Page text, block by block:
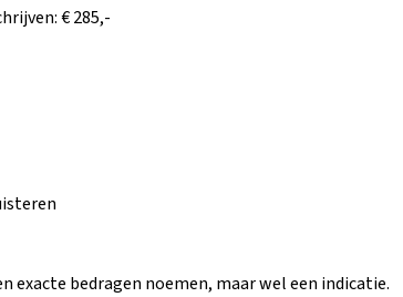
€ 285,-
exacte bedragen noemen, maar wel een indicatie.